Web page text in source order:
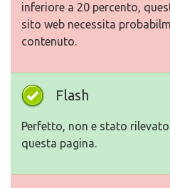
inferiore a 20 percento,
sito web necessita
contenuto.
Flash
Perfetto, non e stato
questa pagina.